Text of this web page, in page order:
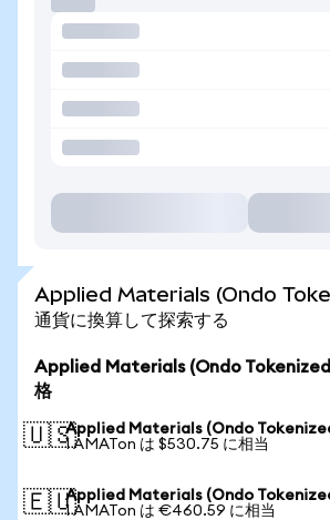
Applied Materials (Ondo
通貨に換算して探索する
Applied Materials (Ondo
格
🇺🇸Applied Materials (Ondo
1 AMATon は $530.75 に相当
🇪🇺Applied Materials (Ondo
1 AMATon は €460.59 に相当